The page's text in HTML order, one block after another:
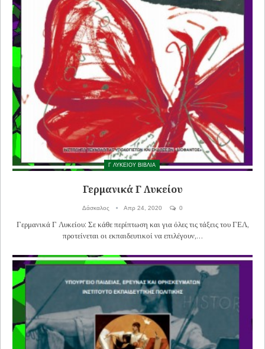
Γ ΛΥΚΕΙΟΥ ΒΙΒΛΙΑ
Γερμανικά Γ Λυκείου
Δάσκαλος Απρ 24, 2020 0
Γερμανικά Γ Λυκείου: Σε κάθε περίπτωση και για όλες τις τάξεις του ΓΕΛ,
προτείνεται οι εκπαιδευτικοί να επιλέγουν,…